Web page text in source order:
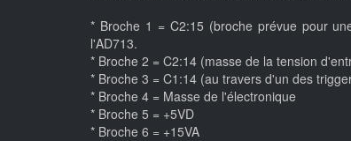
* Broche 1 = C2:15 (broche prévue pour
l'AD713.
* Broche 2 = C2:14 (masse de la tension
* Broche 3 = C1:14 (au travers d'un des
* Broche 4 = Masse de l'électronique
* Broche 5 = +5VD
* Broche 6 = +15VA